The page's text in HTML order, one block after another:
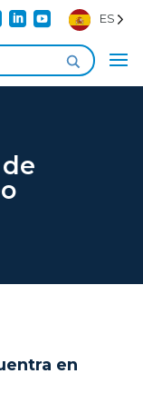
  ES
en